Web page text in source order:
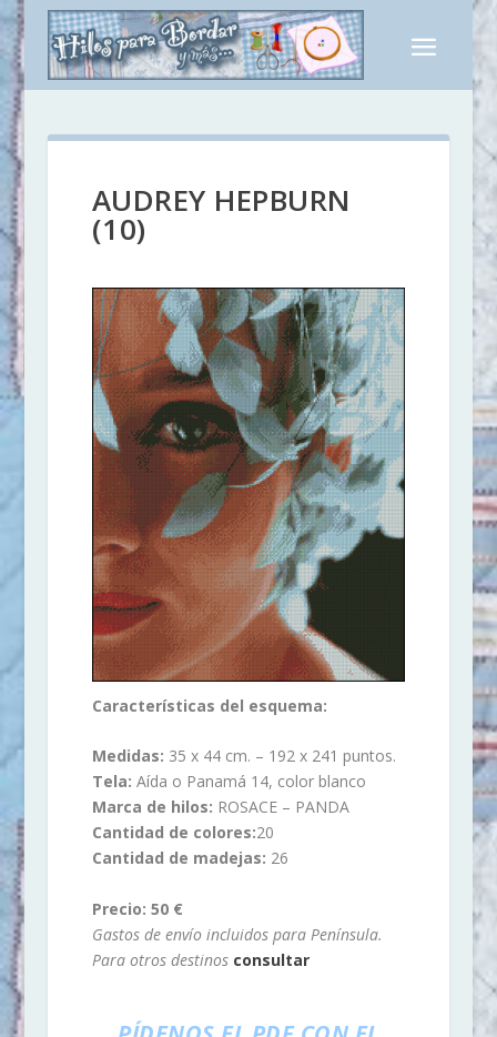
AUDREY HEPBURN
(10)
Características del esquema:
Medidas: 35 x 44 cm. – 192 x 241 puntos.
Tela: Aída o Panamá 14, color blanco
Marca de hilos: ROSACE – PANDA
Cantidad de colores:20
Cantidad de madejas: 26
Precio: 50 €
Gastos de envío incluidos para Península.
Para otros destinos consultar